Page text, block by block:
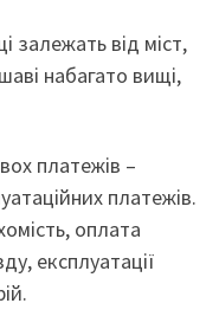
залежать від міст,
набагато вищі,
платежів –
платежів.
оплата
експлуатації